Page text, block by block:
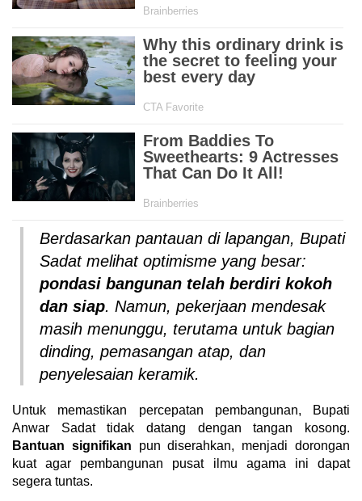
Berdasarkan pantauan di lapangan, Bupati
Sadat melihat optimisme yang besar:
pondasi bangunan telah berdiri kokoh
dan siap. Namun, pekerjaan mendesak
masih menunggu, terutama untuk bagian
dinding, pemasangan atap, dan
penyelesaian keramik.
Untuk memastikan percepatan pembangunan, Bupati
Anwar Sadat tidak datang dengan tangan kosong.
Bantuan signifikan pun diserahkan, menjadi dorongan
kuat agar pembangunan pusat ilmu agama ini dapat
segera tuntas.